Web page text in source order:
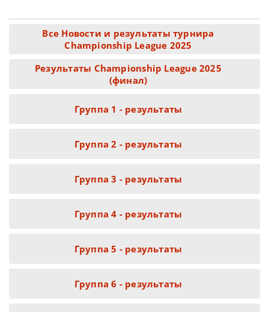
Все Новости и результаты турнира
Championship League 2025
Результаты Championship League 2025
(финал)
Группа 1 - результаты
Группа 2 - результаты
Группа 3 - результаты
Группа 4 - результаты
Группа 5 - результаты
Группа 6 - результаты